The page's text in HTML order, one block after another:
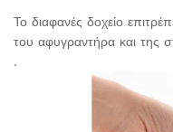
Το διαφανές δοχείο
του αφυγραντήρα και της
.